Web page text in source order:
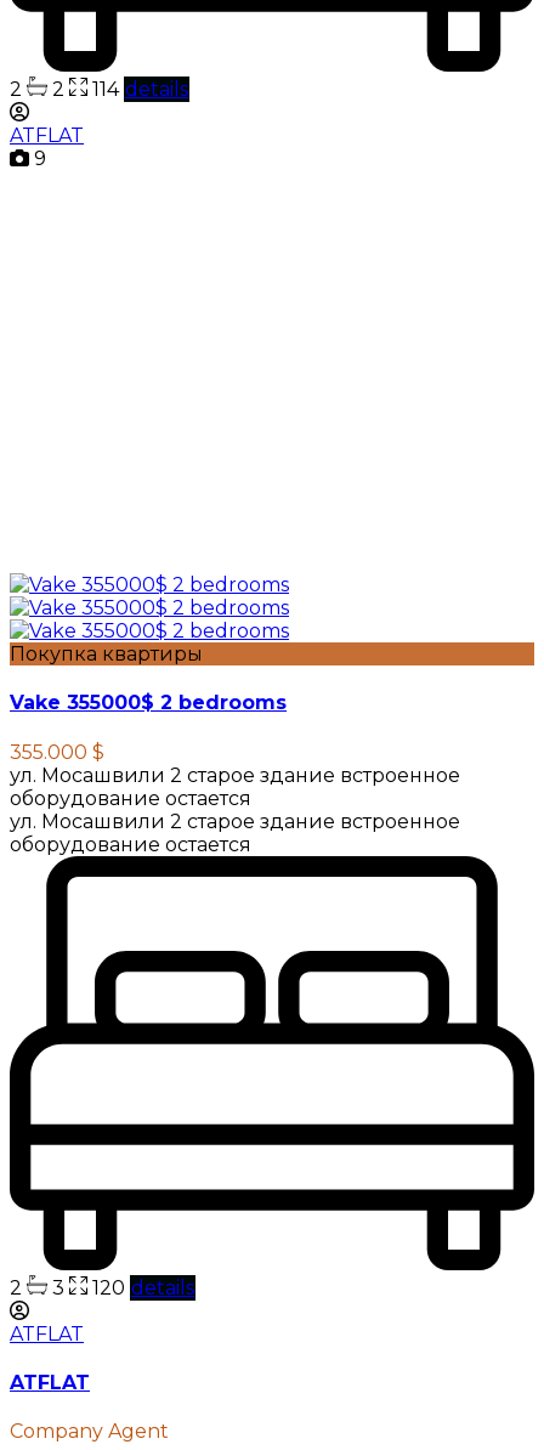
2 2 114 details
ATFLAT
9
Покупка квартиры
Vake 355000$ 2 bedrooms
355.000 $
ул. Мосашвили 2 старое здание встроенное
оборудование остается
ул. Мосашвили 2 старое здание встроенное
оборудование остается
2 3 120 details
ATFLAT
ATFLAT
Company Agent